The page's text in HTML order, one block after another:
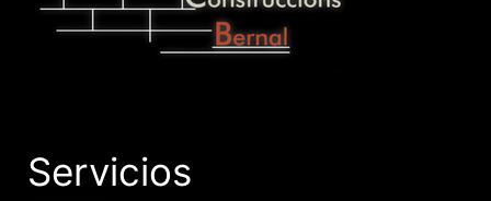
Servicios